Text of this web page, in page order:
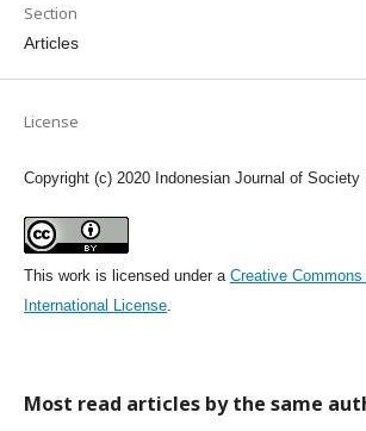
Section
Articles
License
Copyright (c) 2020 Indonesian Journal of Society
This work is licensed under a Creative
International License
Most read articles by the same